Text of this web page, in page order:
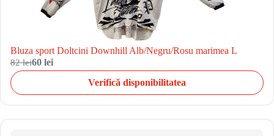
Bluza sport Doltcini Downhill Alb/Negru/Rosu marimea L
82 lei60 lei
Verifică disponibilitatea